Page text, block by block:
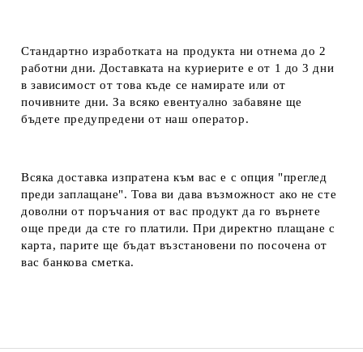
Стандартно изработката на продукта ни отнема до 2
работни дни. Доставката на куриерите е от 1 до 3 дни
в зависимост от това къде се намирате или от
почивните дни. За всяко евентуално забавяне ще
бъдете предупредени от наш оператор.
Всяка доставка изпратена към вас е с опция "преглед
преди заплащане". Това ви дава възможност ако не сте
доволни от поръчания от вас продукт да го върнете
още преди да сте го платили. При директно плащане с
карта, парите ще бъдат възстановени по посочена от
вас банкова сметка.